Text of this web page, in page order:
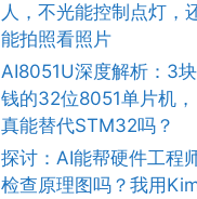
人，不光能控制点灯，
能拍照看照片
AI8051U深度解析：3块
钱的32位8051单片机，
真能替代STM32吗？
探讨：AI能帮硬件工程
检查原理图吗？我用